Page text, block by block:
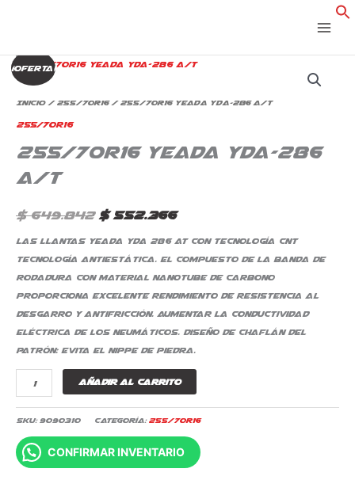
¡Oferta!
Inicio/255/70R16/ 255/70R16 Yeada Yda-286 A/T
255/70R16
255/70R16 Yeada Yda-286
A/T
$649.842
El
era:
$552.366
El
es:
Las llantas Yeada YDA 286 AT con Tecnología CNT
tecnología antiestática. El compuesto de la banda de
rodadura con material NANOTUBE de carbono
proporciona excelente rendimiento de resistencia al
desgarro y antifricción. Aumentar la conductividad
eléctrica de los neumáticos. Diseño de chaflán del
patrón: Evita el nippe de piedra.
255/70R16
Yeada
Yda-
cantidad
Añadir al carrito
SKU: 9090310 Categoría: 255/70R16
CONFIRMAR INVENTARIO